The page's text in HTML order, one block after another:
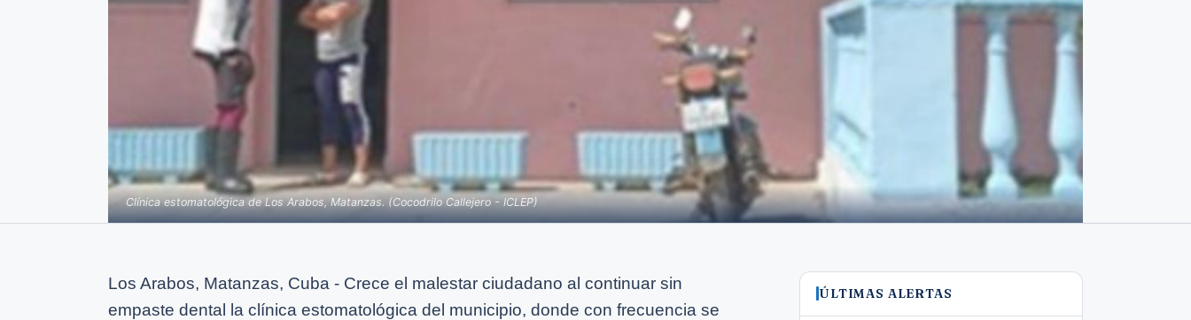
Clínica estomatológica de Los Arabos, Matanzas. (Cocodrilo Callejero - ICLEP)
Los Arabos, Matanzas, Cuba - Crece el malestar ciudadano al continuar sin
empaste dental la clínica estomatológica del municipio, donde con frecuencia se
ÚLTIMAS ALERTAS